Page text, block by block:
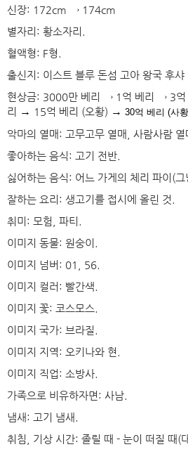
신장: 172cm → 174cm
별자리: 황소자리.
혈액형: F형.
출신지: 이스트 블루 돈섬 고아 왕국 후샤
현상금: 3000만 베리 → 1억 베리 → 3
리
→ 15억 베리 (오황) → 30억 베리 (사
악마의 열매: 고무고무 열매, 사람사람
좋아하는 음식: 고기 전반.
싫어하는 음식: 어느 가게의 체리 파이(그
잘하는 요리: 생고기를 접시에 올린 것.
취미: 모험, 파티.
이미지 동물: 원숭이.
이미지 넘버: 01, 56.
이미지 컬러: 빨간색.
이미지 꽃: 코스모스.
이미지 국가: 브라질.
이미지 지역: 오키나와 현.
이미지 직업: 소방사.
가족으로 비유하자면: 사남.
냄새: 고기 냄새.
취침, 기상 시간: 졸릴 때 - 눈이 떠질 때(